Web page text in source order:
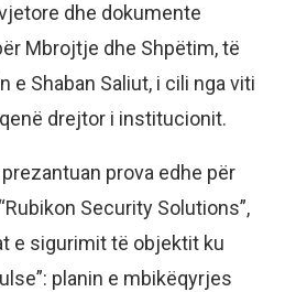
dhe dokumente
Mbrojtje dhe Shpëtim, të
e Shaban Saliut, i cili nga viti
drejtor i institucionit.
prova edhe për
Security Solutions”,
e sigurimit të objektit ku
planin e mbikëqyrjes